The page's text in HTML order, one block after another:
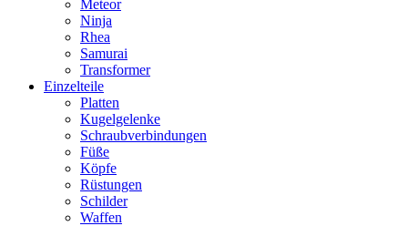
Meteor
Ninja
Rhea
Samurai
Transformer
Einzelteile
Platten
Kugelgelenke
Schraubverbindungen
Füße
Köpfe
Rüstungen
Schilder
Waffen